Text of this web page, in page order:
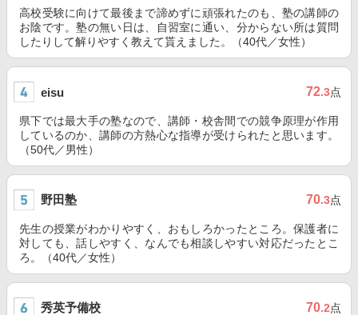
高校受験に向けて最後まで諦めずに頑張れたのも、塾の講師の
お陰です。塾の無い日は、自習室に通い、分からない所は質問
したりして解りやすく教えて貰えました。（40代／女性）
eisu 72.3点
県下では最大手の塾なので、講師・校舎間での競争原理が作用
しているのか、講師の方熱心な指導が受けられたと思います。
（50代／男性）
野田塾 70.3点
先生の授業がわかりやすく、おもしろかったところ。保護者に
対しても、話しやすく、なんでも相談しやすい対応だったとこ
ろ。（40代／女性）
秀英予備校 70.2点